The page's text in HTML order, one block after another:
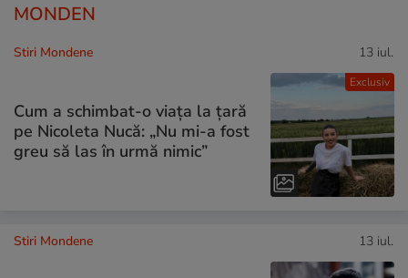
MONDEN
Exclusiv
Stiri Mondene 13 iul.
Cum a schimbat-o viața la țară
pe Nicoleta Nucă: „Nu mi-a fost
greu să las în urmă nimic”
Stiri Mondene 13 iul.